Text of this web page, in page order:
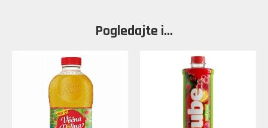
Pogledajte i...